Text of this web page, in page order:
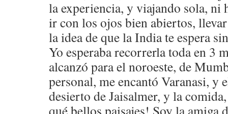
la experiencia, y viajando sola, ni
ir con los ojos bien abiertos,
la idea de que la India te espera
Yo esperaba recorrerla toda en 3
alcanzó para el noroeste, de
personal, me encantó Varanasi, y
desierto de Jaisalmer, y la
qué bellos paisajes! Soy la amiga